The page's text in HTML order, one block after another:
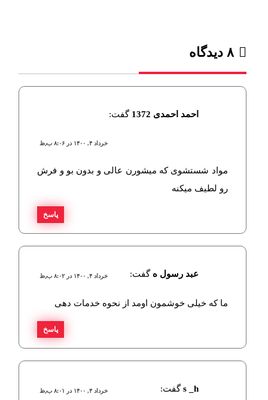
۸ دیدگاه‌
احمد احمدی 1372 گفت:
خرداد ۴, ۱۴۰۰ در ۸:۰۶ ب٫ظ
مواد شستشوی که میشورن عالی و بدون بو و فرش
رو لطیف میکنه
پاسخ
عبد رسول ه گفت: خرداد ۴, ۱۴۰۰ در ۸:۰۲ ب٫ظ
ما که خیلی خوشمون اومد از نحوه خدمات دهی
پاسخ
s _h گفت: خرداد ۴, ۱۴۰۰ در ۸:۰۱ ب٫ظ